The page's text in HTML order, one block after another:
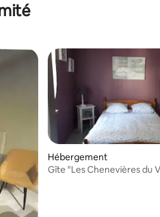
: 4,84 sur 5
appréciés
Hébergement
Gîte "Les Chenevières du